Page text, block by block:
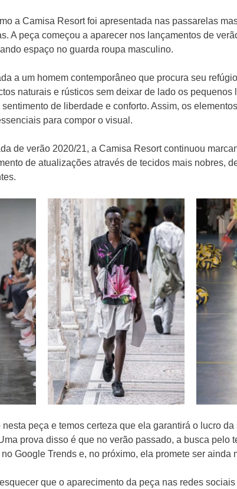
a Camisa Resort foi apresentada nas passarelas
A peça começou a aparecer nos lançamentos de
espaço no guarda roupa masculino.
a um homem contemporâneo que procura seu
naturais e rústicos sem deixar de lado os pequenos
de liberdade e conforto. Assim, os
para compor o visual.
de verão 2020/21, a Camisa Resort continuou
de atualizações através de tecidos mais nobres,
peça e temos certeza que ela garantirá o lucro
prova disso é que no verão passado, a busca pelo
Google Trends e, no próximo, ela promete ser ainda
que o aparecimento da peça nas redes